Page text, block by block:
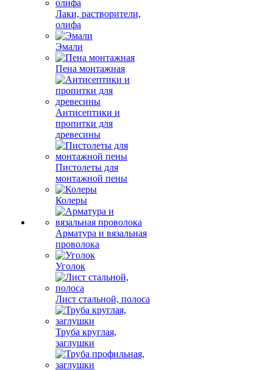
Лаки, растворители,
олифа
Эмали
Пена монтажная
Антисептики и
пропитки для
древесины
Пистолеты для
монтажной пены
Колеры
Арматура и вязальная
проволока
Уголок
Лист стальной, полоса
Труба круглая,
заглушки